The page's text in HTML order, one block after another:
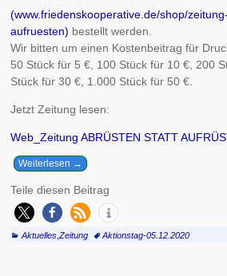
(www.friedenskooperative.de/shop/
aufruesten) bestellt werden.
Wir bitten um einen Kostenbeitrag für
50 Stück für 5 €, 100 Stück für 10 €, 200
Stück für 30 €, 1.000 Stück für 50 €.
Jetzt Zeitung lesen:
Web_Zeitung ABRÜSTEN STATT
Weiterlesen →
Teile diesen Beitrag
Aktuelles, Zeitung Aktionstag-05.12.2020